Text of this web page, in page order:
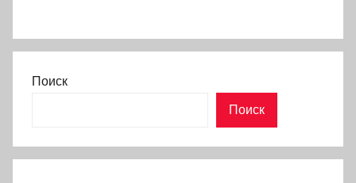
Поиск
Поиск